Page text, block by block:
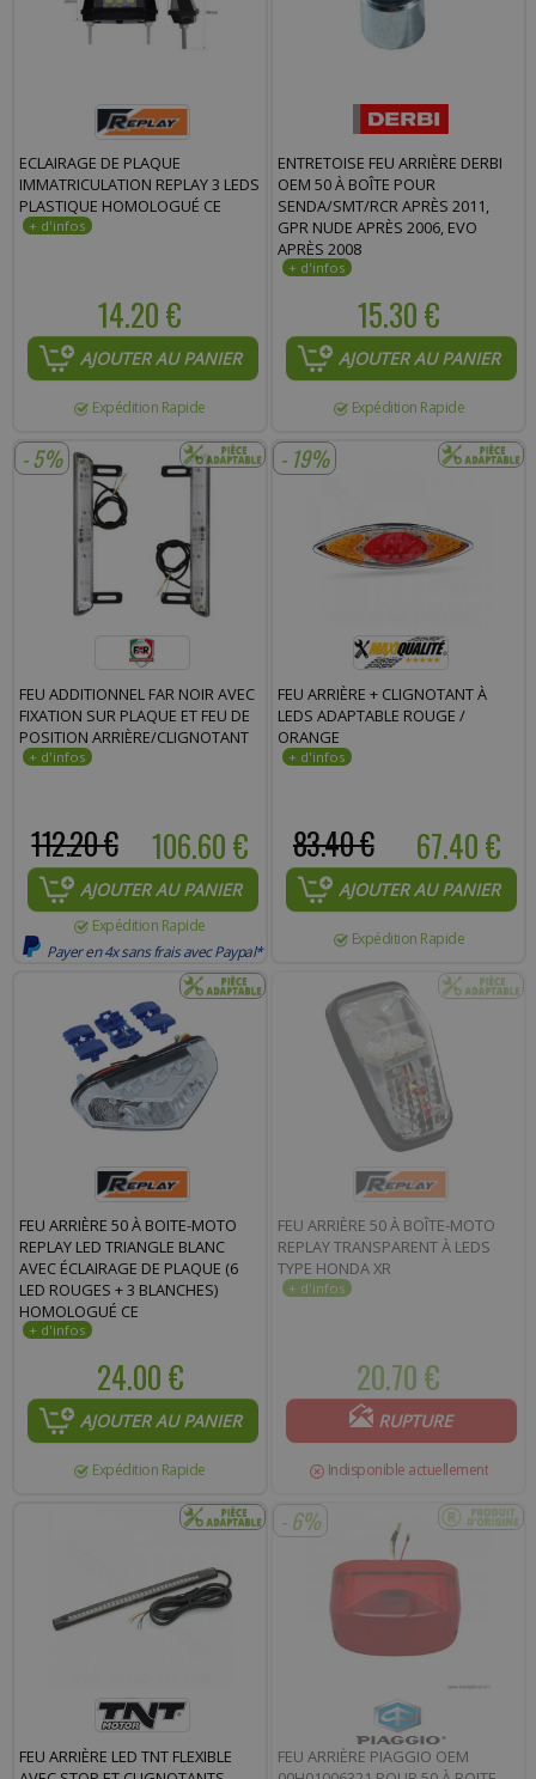
ECLAIRAGE DE PLAQUE
IMMATRICULATION REPLAY 3 LEDS
PLASTIQUE HOMOLOGUÉ CE
14.20 €
AJOUTER AU PANIER
Expédition Rapide
ENTRETOISE FEU ARRIÈRE DERBI
OEM 50 À BOÎTE POUR
SENDA/SMT/RCR APRÈS 2011,
GPR NUDE APRÈS 2006, EVO
APRÈS 2008
15.30 €
AJOUTER AU PANIER
Expédition Rapide
- 5%
FEU ADDITIONNEL FAR NOIR AVEC
FIXATION SUR PLAQUE ET FEU DE
POSITION ARRIÈRE/CLIGNOTANT
106.60 €
112.20 €
AJOUTER AU PANIER
Expédition Rapide
Payer en 4x sans frais avec Paypal*
- 19%
FEU ARRIÈRE + CLIGNOTANT À
LEDS ADAPTABLE ROUGE /
ORANGE
67.40 €
83.40 €
AJOUTER AU PANIER
Expédition Rapide
FEU ARRIÈRE 50 À BOITE-MOTO
REPLAY LED TRIANGLE BLANC
AVEC ÉCLAIRAGE DE PLAQUE (6
LED ROUGES + 3 BLANCHES)
HOMOLOGUÉ CE
24.00 €
AJOUTER AU PANIER
Expédition Rapide
FEU ARRIÈRE 50 À BOÎTE-MOTO
REPLAY TRANSPARENT À LEDS
TYPE HONDA XR
20.70 €
RUPTURE
Indisponible actuellement
FEU ARRIÈRE LED TNT FLEXIBLE
- 6%
FEU ARRIÈRE PIAGGIO OEM